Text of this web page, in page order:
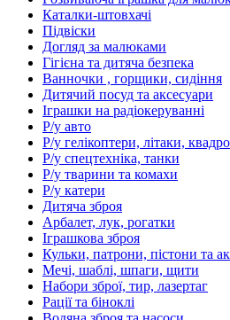
Каталки-штовхачі
Підвіски
Догляд за малюками
Гігієна та дитяча безпека
Ванночки , горщики, сидіння
Дитячий посуд та аксесуари
Іграшки на радіокеруванні
Р/у авто
Р/у гелікоптери, літаки,
Р/у спецтехніка, танки
Р/у тварини та комахи
Р/у катери
Дитяча зброя
Арбалет, лук, рогатки
Іграшкова зброя
Кульки, патрони, пістони та
Мечі, шаблі, шпаги, щити
Набори зброї, тир, лазертаг
Рації та біноклі